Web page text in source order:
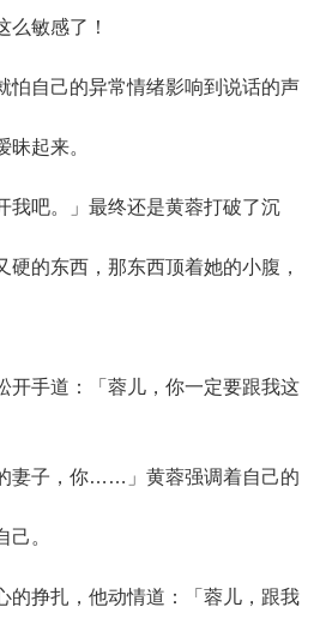
么敏感了！
自己的异常情绪影响到说话的声
起来。
吧。」最终还是黄蓉打破了沉
硬的东西，那东西顶着她的小腹，
手道：「蓉儿，你一定要跟我这
子，你……」黄蓉强调着自己的
。
挣扎，他动情道：「蓉儿，跟我